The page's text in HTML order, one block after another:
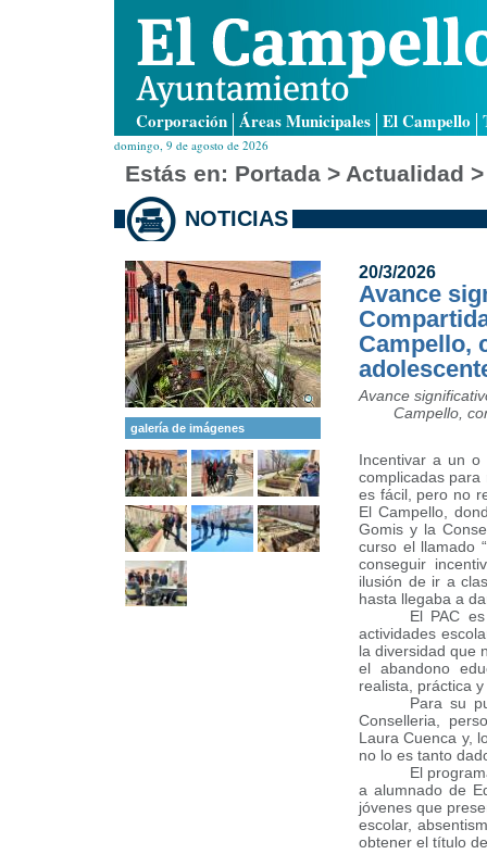
Corporación Áreas Municipales El Campello
domingo, 9 de agosto de 2026
Estás en: Portada > Actualidad
NOTICIAS
galería de imágenes
20/3/2026
Avance
Campello,
Avance
Campello,
Incentivar a un o
complicadas para
es fácil, pero no
El Campello,
Gomis y la
curso el llamado
conseguir
ilusión de ir a
hasta llegaba a
El PAC
actividades
la diversidad que
el abandono
realista, práctica
Para su
Conselleria,
Laura Cuenca y,
no lo es tanto
El
a alumnado de
jóvenes que
escolar,
obtener el título